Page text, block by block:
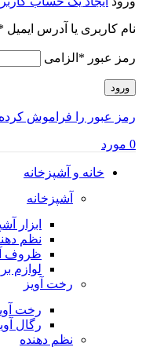
نام کاربری یا آدرس ایمیل
رمز عبور * الزامی
ورود
رمز عبور را فراموش کرده
0 مورد
خانه و آشپزخانه
آشپزخانه
ابزار
نظم
ظروف
لوازم
رخت آویز
رخت
رگال
نظم دهنده